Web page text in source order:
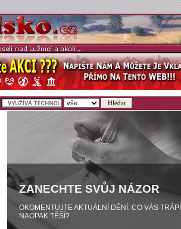
ZANECHTE SVŮJ NÁZOR
OKOMENTUJTE AKTUÁLNÍ DĚNÍ. CO VÁS
NAOPAK TĚŠÍ?